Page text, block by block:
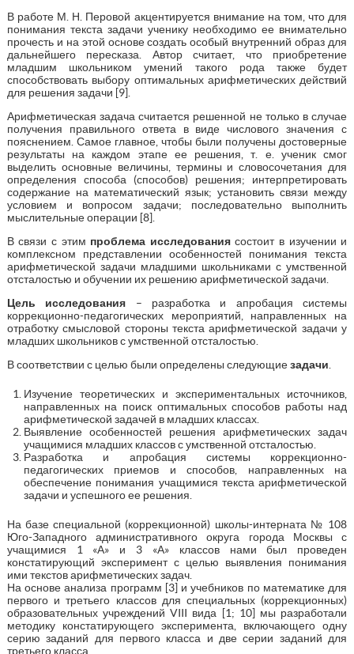
В работе М. Н. Перовой акцентируется внимание на том, что для
понимания текста задачи ученику необходимо ее внимательно
прочесть и на этой основе создать особый внутренний образ для
дальнейшего пересказа. Автор считает, что приобретение
младшим школьником умений такого рода также будет
способствовать выбору оптимальных арифметических действий
для решения задачи [9].
Арифметическая задача считается решенной не только в случае
получения правильного ответа в виде числового значения с
пояснением. Самое главное, чтобы были получены достоверные
результаты на каждом этапе ее решения, т. е. ученик смог
выделить основные величины, термины и словосочетания для
определения способа (способов) решения; интерпретировать
содержание на математический язык; установить связи между
условием и вопросом задачи; последовательно выполнить
мыслительные операции [8].
В связи с этим проблема исследованиясостоит в изучении и
комплексном представлении особенностей понимания текста
арифметической задачи младшими школьниками с умственной
отсталостью и обучении их решению арифметической задачи.
Цель исследования – разработка и апробация системы
коррекционно-педагогических мероприятий, направленных на
отработку смысловой стороны текста арифметической задачи у
младших школьников с умственной отсталостью.
В соответствии с целью были определены следующиезадачи
Изучение теоретических и экспериментальных источников,
направленных на поиск оптимальных способов работы над
арифметической задачей в младших классах.
Выявление особенностей решения арифметических задач
учащимися младших классов с умственной отсталостью.
Разработка и апробация системы коррекционно-
педагогических приемов и способов, направленных на
обеспечение понимания учащимися текста арифметической
задачи и успешного ее решения.
На базе специальной (коррекционной) школы-интерната № 108
Юго-Западного административного округа города Москвы с
учащимися 1 «А» и 3 «А» классов нами был проведен
констатирующий эксперимент с целью выявления понимания
ими текстов арифметических задач.
На основе анализа программ [3] и учебников по математике для
первого и третьего классов для специальных (коррекционных)
образовательных учреждений VIII вида [1; 10] мы разработали
методику констатирующего эксперимента, включающего одну
серию заданий для первого класса и две серии заданий для
третьего класса.